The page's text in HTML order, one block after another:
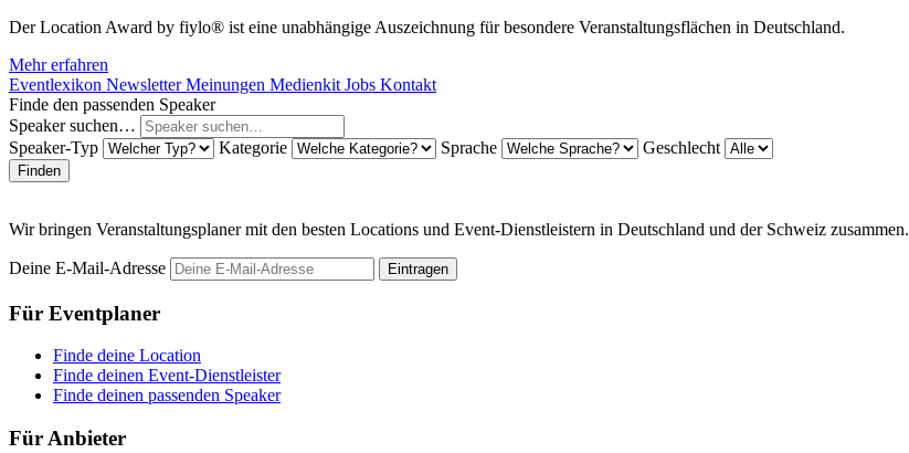
Der Location Award by fiylo® ist eine unabhängige Auszeichnung für besondere Veranstaltungsflächen in Deutschland.
Mehr erfahren
Eventlexikon NewsletterMeinungen Medienkit Jobs Kontakt
Finde den passenden Speaker
Speaker suchen…
Speaker-Typ
Kategorie Sprache Geschlecht
Finden
Wir bringen Veranstaltungsplaner mit den besten Locations und Event-Dienstleistern in Deutschland und der Schweiz zusammen.
Deine E-Mail-Adresse Eintragen
Für Eventplaner
Finde deine Location
Finde deinen Event-Dienstleister
Finde deinen passenden Speaker
Für Anbieter